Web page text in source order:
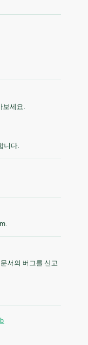
보세요.
니다.
서의 버그를 신고